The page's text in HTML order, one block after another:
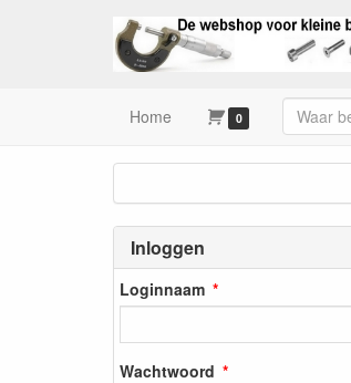
Home 0
Inloggen
Loginnaam
Wachtwoord